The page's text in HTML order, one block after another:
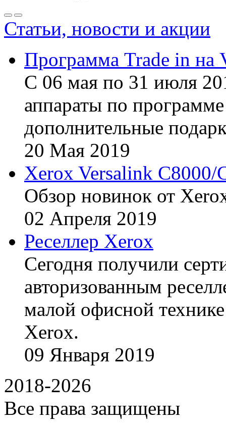
Статьи, новости и акции
Программа Trade in на
С 06 мая по 31 июля
аппараты по
дополнительные
20 Мая 2019
Xerox Versalink C8000/
Обзор новинок от
02 Апреля 2019
Реселлер Xerox
Сегодня получили
авторизованным
малой офисной
Xerox.
09 Января 2019
2018-2026
Все права защищены